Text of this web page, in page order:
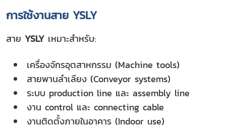
การใช้งานสาย YSLY
สายYSLY เหมาะสำหรับ:
เครื่องจักรอุตสาหกรรม (Machine tools)
สายพานลำเลียง (Conveyor systems)
ระบบ production line และ assembly line
งาน control และ connecting cable
งานติดตั้งภายในอาคาร (Indoor use)